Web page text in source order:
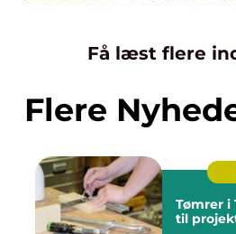
Få læst flere
Flere
Tømrer i
til